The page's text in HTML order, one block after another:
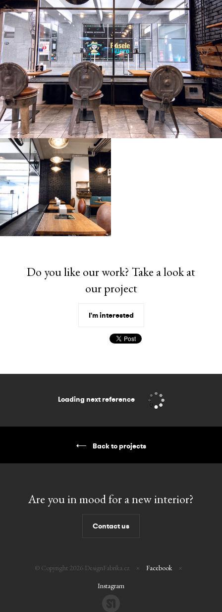
Do you like our work? Take a look at
our project
I'm interested
Phone
Loading next reference
Back to projects
Are youinmoodfora newinterior?
Contact us
© Copyright 2026 DesignFabrika.cz × Facebook
×
Instagram